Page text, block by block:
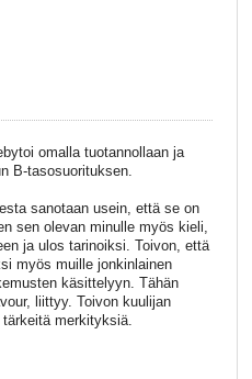
omalla tuotannollaan ja
B-tasosuorituksen.
sanotaan usein, että se on
sen olevan minulle myös kieli,
ja ulos tarinoiksi. Toivon, että
myös muille jonkinlainen
käsittelyyn. Tähän
liittyy. Toivon kuulijan
merkityksiä.